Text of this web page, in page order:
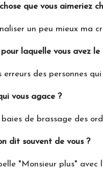
que vous aimeriez
un peu mieux ma
laquelle vous avez le
erreurs des personnes
vous agace ?
baies de brassage des
dit souvent de vous ?
"Monsieur plus"